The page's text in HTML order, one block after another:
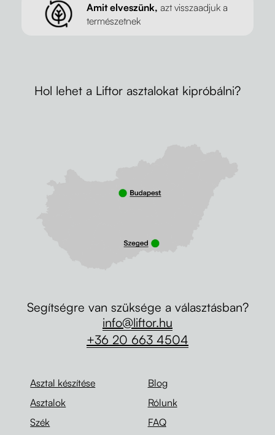
Amit elveszünk, azt visszaadjuk a
természetnek
Hol lehet a Liftor asztalokat kipróbálni?
Asztal készítése
Asztalok
Szék
Blog
Rólunk
FAQ
Segítségre van szüksége a választásban?
info@liftor.hu
+36 20 663 4504